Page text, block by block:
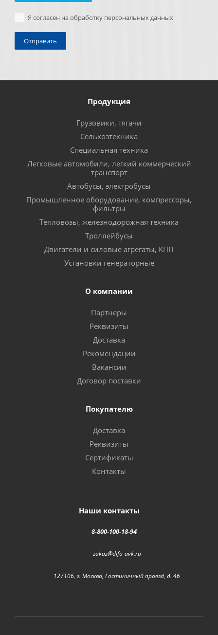
Я согласен на обработку персональных данных
Продукция
Грузовики, тягачи
Сельхозтехника
Специальная техника
Легковые автомобили, легкий коммерческий
транспорт
Автобусы, электробусы
Промышленное оборудование, компрессоры,
фильтры
Тепловозы, железнодорожная техника
Троллейбусы
Двигатели и силовые агрегаты, КПП
Установки генераторные
О компании
Партнеры
Реквизиты
Доставка
Рекомендации
Вакансии
Договор поставки
Покупателю
Доставка
Реквизиты
Сертификаты
Контакты
Наши контакты
8-800-100-18-94
zakaz@difa-avk.ru
127106, г. Москва, Гостиничный проезд, д. 4б